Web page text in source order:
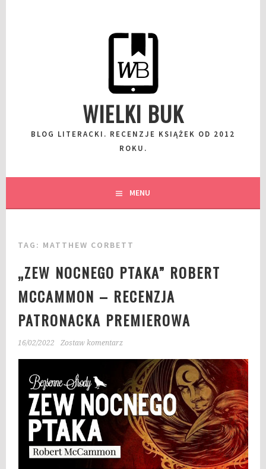
WIELKI BUK
BLOG LITERACKI. RECENZJE KSIĄŻEK OD 2012
ROKU.
MENU
TAG: MATTHEW CORBETT
„ZEW NOCNEGO PTAKA” ROBERT
MCCAMMON – RECENZJA
PATRONACKA PREMIEROWA
16/02/2022 Zostaw komentarz